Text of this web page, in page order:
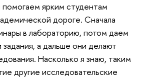
ярким студентам
дороге. Сначала
в лабораторию, потом даем
а дальше они делают
Насколько я знаю, таким
другие исследовательские